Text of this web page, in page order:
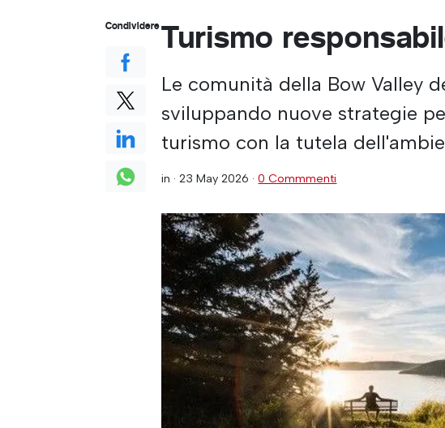
Turismo
Le comunità della Bow Valley
sviluppando nuove strategie
turismo con la tutela
in ·23 May 2026 ·0 Commmenti
Condividere